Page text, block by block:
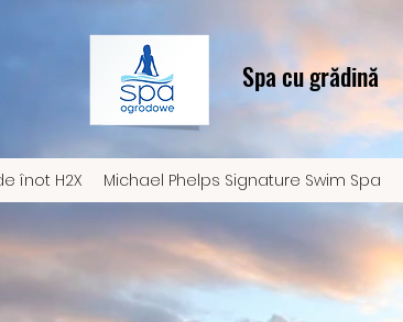
Spa cu grădină
înot H2X Michael Phelps Signature Swim Spa